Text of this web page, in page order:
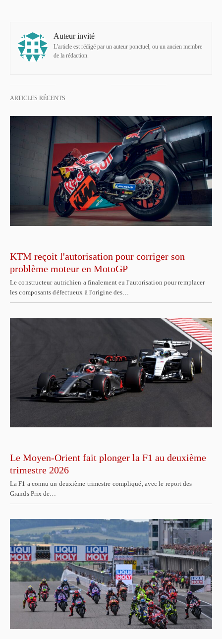
Auteur invité
L'article est rédigé par un auteur ponctuel, ou un ancien membre
de la rédaction.
ARTICLES RÉCENTS
KTM reçoit l'autorisation pour corriger son
problème moteur en MotoGP
Le constructeur autrichien a finalement eu l'autorisation pour remplacer
les composants défectueux à l'origine des…
Le Moyen-Orient fait plonger la F1 au deuxième
trimestre 2026
La F1 a connu un deuxième trimestre compliqué, avec le report des
Grands Prix de…